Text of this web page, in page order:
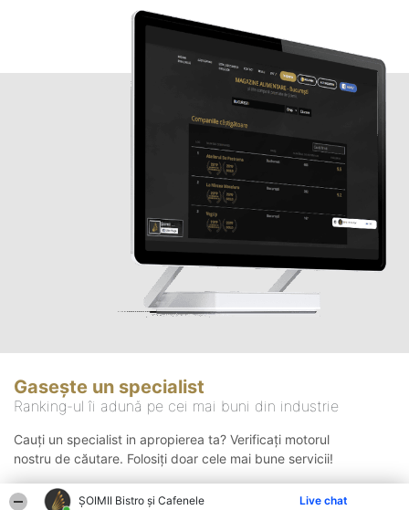
ȘOIMII Bistro și Cafenele Live chat
Gasește un specialist
Ranking-ul îi adună pe cei mai buni din industrie
Cauți un specialist in apropierea ta? Verificați motorul
nostru de căutare. Folosiți doar cele mai bune servicii!